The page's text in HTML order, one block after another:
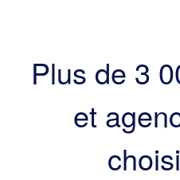
Plus de 3
et